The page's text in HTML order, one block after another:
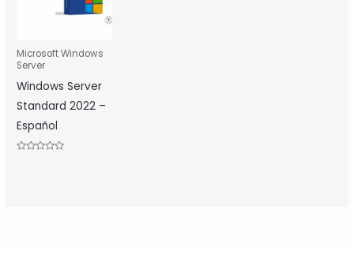
Microsoft Windows
Server
Windows Server
Standard 2022 –
Español